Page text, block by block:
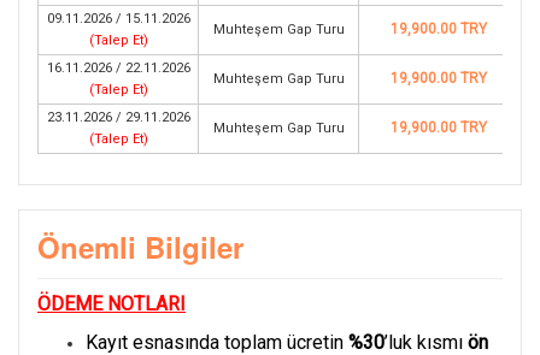
09.11.2026 / 15.11.2026
(Talep Et)
Muhteşem Gap Turu 19,900.00 TRY
16.11.2026 / 22.11.2026
(Talep Et)
Muhteşem Gap Turu 19,900.00 TRY
23.11.2026 / 29.11.2026
(Talep Et)
Muhteşem Gap Turu 19,900.00 TRY
Önemli Bilgiler
ÖDEME NOTLARI
Kayıt esnasında toplam ücretin %30’luk kısmı ön